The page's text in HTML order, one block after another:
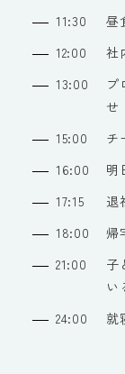
11:30
昼
12:00
社
13:00
プ
せ
15:00
チ
16:00
明
17:15
退
18:00
帰
21:00
子
い
24:00
就